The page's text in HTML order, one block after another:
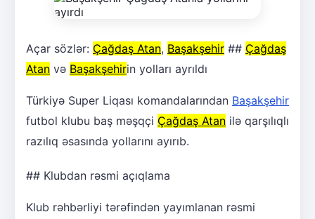
Açar sözlər: Çağdaş Atan, Başakşehir ## Çağdaş
Atan və Başakşehirin yolları ayrıldı
Türkiyə Super Liqası komandalarından Başakşehir
futbol klubu baş məşqçi Çağdaş Atan ilə qarşılıqlı
razılıq əsasında yollarını ayırıb.
## Klubdan rəsmi açıqlama
Klub rəhbərliyi tərəfindən yayımlanan rəsmi